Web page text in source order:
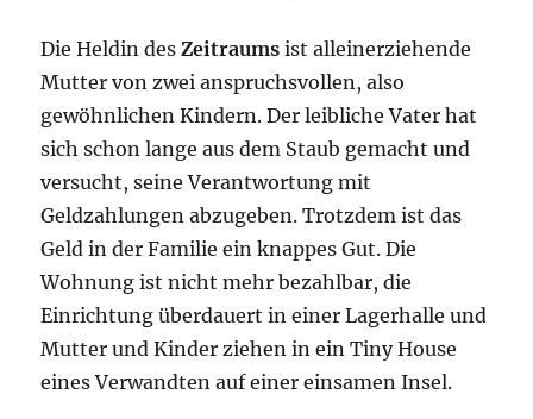
Die Heldin desZeitraums ist alleinerziehende
Mutter von zwei anspruchsvollen, also
gewöhnlichen Kindern. Der leibliche Vater hat
sich schon lange aus dem Staub gemacht und
versucht, seine Verantwortung mit
Geldzahlungen abzugeben. Trotzdem ist das
Geld in der Familie ein knappes Gut. Die
Wohnung ist nicht mehr bezahlbar, die
Einrichtung überdauert in einer Lagerhalle und
Mutter und Kinder ziehen in ein Tiny House
eines Verwandten auf einer einsamen Insel.